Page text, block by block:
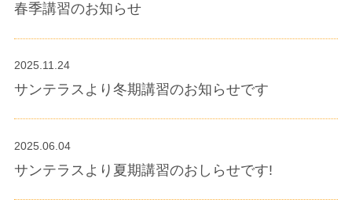
春季講習のお知らせ
2025.11.24
サンテラスより冬期講習のお知らせです
2025.06.04
サンテラスより夏期講習のおしらせです!